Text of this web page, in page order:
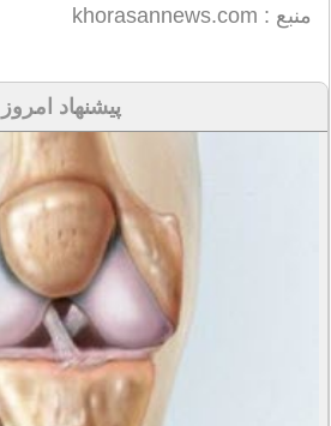
منبع : khorasannews.com
پیشنهاد امروز